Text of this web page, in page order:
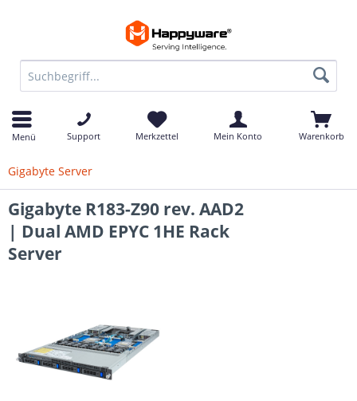
Menü Support Merkzettel Mein Konto Warenkorb
Gigabyte Server
Gigabyte R183-Z90 rev. AAD2
| Dual AMD EPYC 1HE Rack
Server